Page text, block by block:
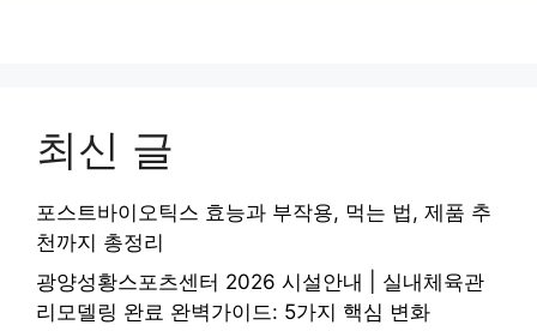
최신 글
포스트바이오틱스 효능과 부작용, 먹는 법, 제품 추
천까지 총정리
광양성황스포츠센터 2026 시설안내 | 실내체육관
리모델링 완료 완벽가이드: 5가지 핵심 변화